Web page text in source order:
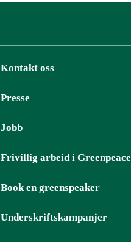
Kontakt oss
Presse
Jobb
Frivillig arbeid i Greenpeace
Book en greenspeaker
Underskriftskampanjer